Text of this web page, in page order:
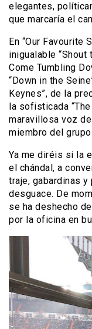
elegantes,
que marcaría el
En “Our Favourite
inigualable “Shout
Come Tumbling
“Down in the
Keynes”, de la
la sofisticada
maravillosa voz
miembro del
Ya me diréis si la
el chándal, a
traje, gabardinas y
desguace. De
se ha deshecho
por la oficina en